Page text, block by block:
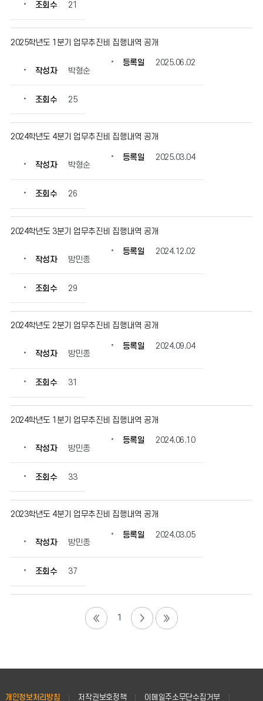
인
할
조회수 21
2025학년도 1분기 업무추진비 집행내역 공개
작성자 박형순
등록일 2025.06.02
조회수 25
2024학년도 4분기 업무추진비 집행내역 공개
작성자 박형순
등록일 2025.03.04
조회수 26
2024학년도 3분기 업무추진비 집행내역 공개
작성자 방민종
등록일 2024.12.02
조회수 29
2024학년도 2분기 업무추진비 집행내역 공개
작성자 방민종
등록일 2024.09.04
조회수 31
2024학년도 1분기 업무추진비 집행내역 공개
작성자 방민종
등록일 2024.06.10
조회수 33
2023학년도 4분기 업무추진비 집행내역 공개
작성자 방민종
등록일 2024.03.05
조회수 37
1
개인정보처리방침 저작권보호정책 이메일주소무단수집거부